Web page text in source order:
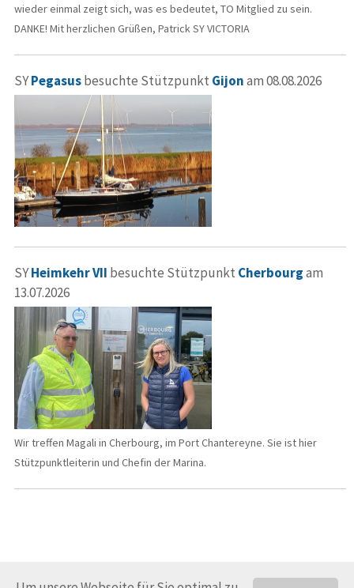
wieder einmal zeigt sich, was es bedeutet, TO Mitglied zu sein.
DANKE! Mit herzlichen Grüßen, Patrick SY VICTORIA
SYPegasusbesuchte Stützpunkt Gijonam 08.08.2026
SYHeimkehr VII besuchte Stützpunkt Cherbourgam
13.07.2026
Wir treffen Magali in Cherbourg, im Port Chantereyne. Sie ist hier
Stützpunktleiterin und Chefin der Marina.